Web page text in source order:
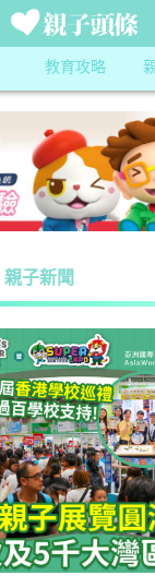
教育攻略
親子新聞